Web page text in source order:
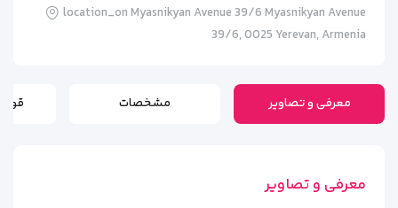
location_on Myasnikyan Avenue 39/6 Myasnikyan Avenue
39/6, 0025 Yerevan, Armenia
معرفی و تصاویر مشخصات
معرفی و تصاویر